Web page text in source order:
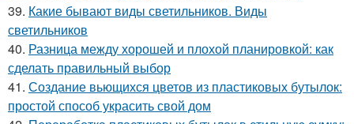
39. Какие бывают виды светильников. Виды
светильников
40. Разница между хорошей и плохой планировкой: как
сделать правильный выбор
41. Создание вьющихся цветов из пластиковых бутылок:
простой способ украсить свой дом